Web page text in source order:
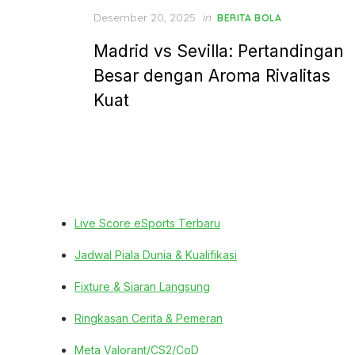
Posted
Desember 20, 2025 in BERITA BOLA
Madrid vs Sevilla: Pertandingan
Besar dengan Aroma Rivalitas
Kuat
Live Score eSports Terbaru
Jadwal Piala Dunia & Kualifikasi
Fixture & Siaran Langsung
Ringkasan Cerita & Pemeran
Meta Valorant/CS2/CoD